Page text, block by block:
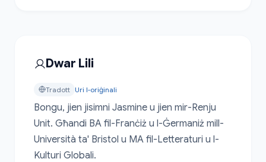
Dwar Lili
Tradott Uri l-oriġinali
Bongu, jien jisimni Jasmine u jien mir-Renju
Unit. Għandi BA fil-Franċiż u l-Ġermaniż mill-
Università ta' Bristol u MA fil-Letteraturi u l-
Kulturi Globali.